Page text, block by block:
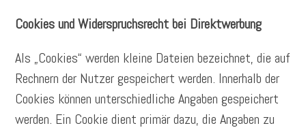
Cookies und Widerspruchsrecht bei Direktwerbung
Als „Cookies“ werden kleine Dateien bezeichnet, die auf
Rechnern der Nutzer gespeichert werden. Innerhalb der
Cookies können unterschiedliche Angaben gespeichert
werden. Ein Cookie dient primär dazu, die Angaben zu